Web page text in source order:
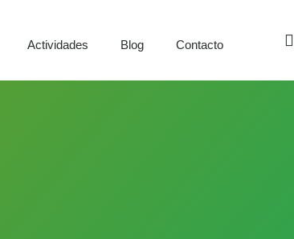
Actividades Blog Contacto